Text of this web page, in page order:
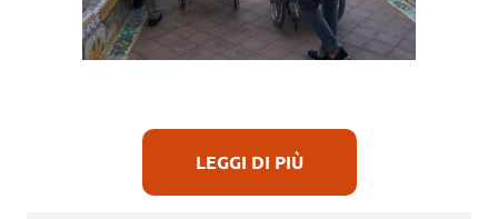
LEGGI DI PIÙ